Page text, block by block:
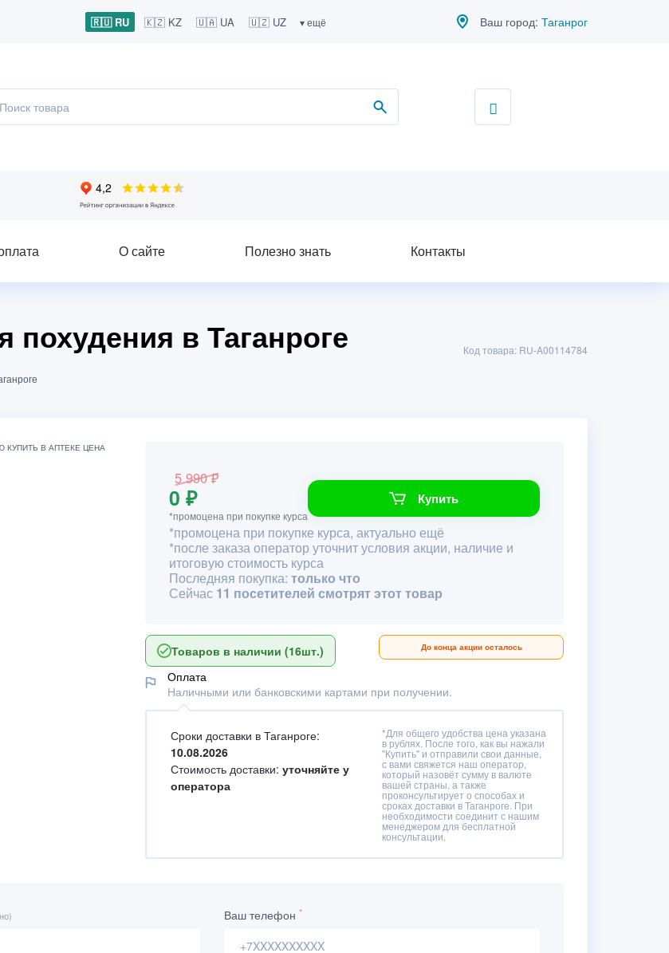
🇷🇺 RU 🇰🇿 KZ 🇺🇦 UA 🇺🇿 UZ ▾ ещё Ваш город: Таганрог
О сайте Полезно знать Контакты
в Таганроге Код товара: RU-A00114784
5 990 ₽
0 ₽
*промоцена при покупке курса
Купить
*промоцена при покупке курса, актуально ещё
*после заказа оператор уточнит условия акции, наличие и
итоговую стоимость курса
Последняя покупка: только что
Сейчас 11 посетителей смотрят этот товар
Товаров в наличии (16шт.) До конца акции осталось
Оплата
Наличными или банковскими картами при получении.
Сроки доставки в Таганроге:
10.08.2026
Стоимость доставки: уточняйте у
оператора
*Для общего удобства цена указана
в рублях. После того, как вы нажали
"Купить" и отправили свои данные,
с вами свяжется наш оператор,
который назовёт сумму в валюте
вашей страны, а также
проконсультирует о способах и
сроках доставки в Таганроге. При
необходимости соединит с нашим
менеджером для бесплатной
консультации.
Ваш телефон *